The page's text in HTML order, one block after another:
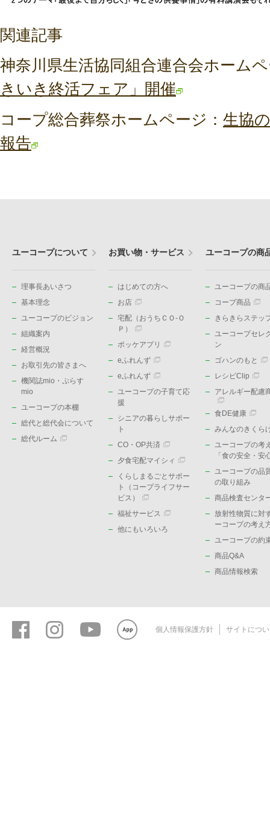
関連記事
神奈川県生活協同組合連合会ホーム
きいき終活フェア」開催
コープ総合葬祭ホームページ： 生協
報告
ユーコープについて
理事長あいさつ
基本理念
ユーコープのビジョン
組織案内
経営概況
お取引先の皆さまへ
機関誌mio・ぷらす
mio
ユーコープの本棚
総代と総代会について
総代ルーム
お買い物・サービス
はじめての方へ
お店
宅配（おうちＣＯ-Ｏ
Ｐ）
ポッケアプリ
eふれんず
eふれんず
ユーコープの子育て応
援
シニアの暮らしサポー
ト
CO・OP共済
夕食宅配マイシィ
くらしまるごとサポー
ト（コープライフサー
ビス）
福祉サービス
他にもいろいろ
ユーコープの商
ユーコープの商
コープ商品
きらきらステッ
ユーコープセレ
ン
ゴハンのもと
レシピClip
アレルギー配慮
食DE健康
みんなのきくら
ユーコープの考
「食の安全・安
ユーコープの品
の取り組み
商品検査センタ
放射性物質に対
ーコープの考え
ユーコープの約
商品Q&A
商品情報検索
個人情報保護方針 サイトにつ